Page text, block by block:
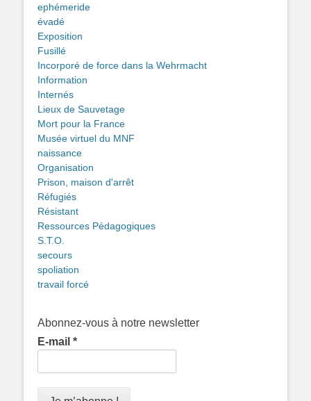
ephémeride
évadé
Exposition
Fusillé
Incorporé de force dans la Wehrmacht
Information
Internés
Lieux de Sauvetage
Mort pour la France
Musée virtuel du MNF
naissance
Organisation
Prison, maison d'arrêt
Réfugiés
Résistant
Ressources Pédagogiques
S.T.O.
secours
spoliation
travail forcé
Abonnez-vous à notre newsletter
E-mail *